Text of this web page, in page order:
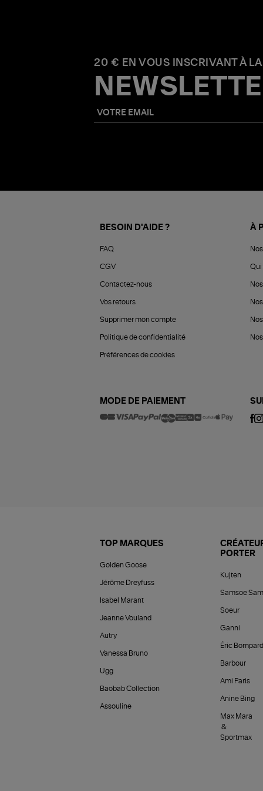
20 € EN VOUS INSCRIVANT À LA
BESOIN D'AIDE ?
FAQ
CGV
Contactez-nous
Vos retours
Supprimer mon compte
Politique de confidentialité
Préférences de cookies
À
Qui
MODE DE PAIEMENT
TOP MARQUES
Golden Goose
Jérôme Dreyfuss
Isabel Marant
Jeanne Vouland
Autry
Vanessa Bruno
Ugg
Baobab Collection
Assouline
PORTER
Kujten
Samsoe
Soeur
Ganni
Éric Bompard
Barbour
Ami Paris
Anine Bing
Max Mara
&
Sportmax